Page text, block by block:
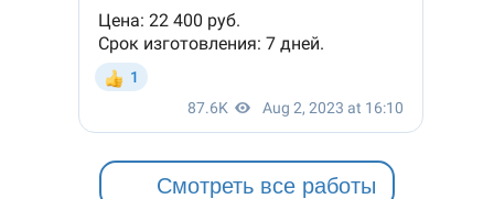
Смотреть все работы